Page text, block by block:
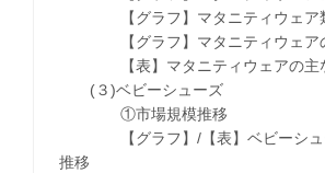
【グラフ】マタニティウェア
【グラフ】マタニティウェア
【表】マタニティウェアの主
(３)ベビーシューズ
①市場規模推移
【グラフ】/【表】ベビーシュ
推移